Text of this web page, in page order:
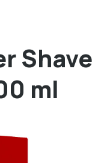
Shave
ml